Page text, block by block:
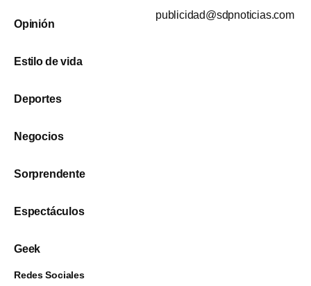
Opinión
Estilo de vida
Deportes
Negocios
Sorprendente
Espectáculos
Geek
publicidad@sdpnoticias.com
Redes Sociales